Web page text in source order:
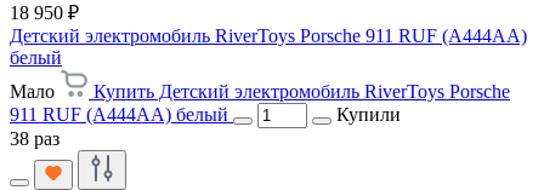
18 950 ₽
Детский электромобиль RiverToys Porsche 911 RUF (A444AA)
белый
Мало
Купить Детский электромобиль RiverToys Porsche
911 RUF (A444AA) белый
Купили
38 раз